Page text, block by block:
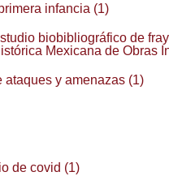
infancia (1)
biobibliográfico de
Mexicana de Obras
y amenazas (1)
de covid (1)